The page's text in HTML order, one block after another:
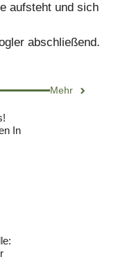
aufsteht und sich
abschließend.
Mehr
In